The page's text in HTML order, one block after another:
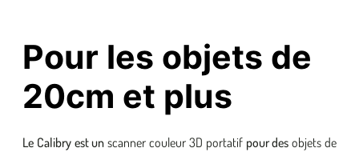
Pour les objets de
20cm et plus
Le Calibry est un scanner couleur 3D portatif pour des objets de